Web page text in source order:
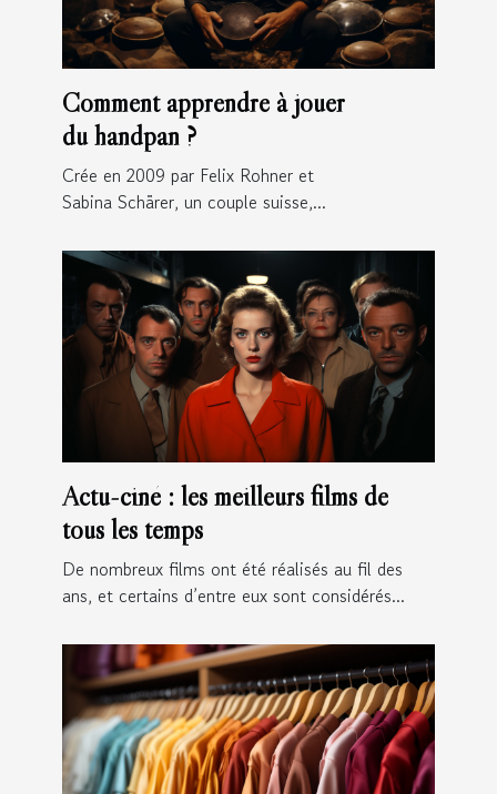
Comment apprendre à jouer
du handpan ?
Crée en 2009 par Felix Rohner et
Sabina Schärer, un couple suisse,...
Actu-ciné : les meilleurs films de
tous les temps
De nombreux films ont été réalisés au fil des
ans, et certains d’entre eux sont considérés...